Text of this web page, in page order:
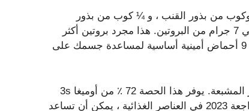
وكوب من بذور القنب ، و ¼ كوب من بذور
اليقطين الخام. توفر وجبة 2-TableSpoon 141 سعرة حرارية وحوالي 7 جرام من البروتين. هذا مجرد بروتين أكثر
بقليل في بيضة. ستجد أيضًا أن مسحوق البروتين يحتوي على 7 من 9 أحماض أمينية أساسية لمساعدة جسمك على
ما يجعل مسحوق البروتين محلي الصنع صحية للغاية هو الدهون غير المشبعة. يوفر هذا الحصة 72 ٪ من أوميغا 3s
لهذا اليوم. لا تحسب أوميغا 3s كجزء من كومة بناء القوة. وفقًا لمراجعة 2023 في العناصر الغذائية ، يمكن أن تساعد